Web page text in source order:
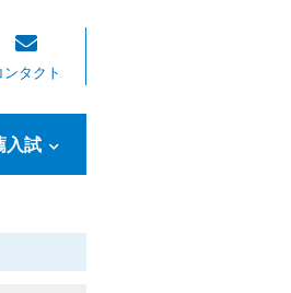
ンタクト
入試